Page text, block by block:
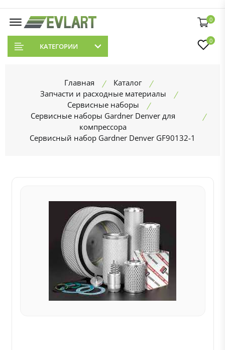
0
КАТЕГОРИИ
0
Главная
Каталог
Запчасти и расходные материалы
Сервисные наборы
Сервисные наборы Gardner Denver для
компрессора
Сервисный набор Gardner Denver GF90132-1